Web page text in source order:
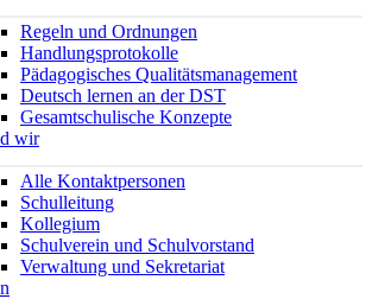
Regeln und Ordnungen
Handlungsprotokolle
Pädagogisches Qualitätsmanagement
Deutsch lernen an der DST
Gesamtschulische Konzepte
wir
Alle Kontaktpersonen
Schulleitung
Kollegium
Schulverein und Schulvorstand
Verwaltung und Sekretariat